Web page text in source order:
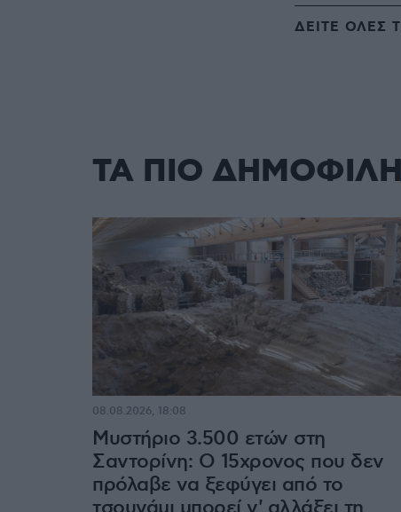
ΔΕΙΤΕ ΟΛΕΣ
ΤΑ ΠΙΟ ΔΗΜΟΦΙΛΗ
Μυστήριο 3.500 ετών στη
Σαντορίνη: Ο 15χρονος που δεν
πρόλαβε να ξεφύγει από το
08.08.2026, 18:08